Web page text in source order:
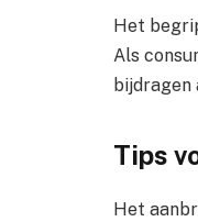
Het
Als
bijdragen
Tips
Het